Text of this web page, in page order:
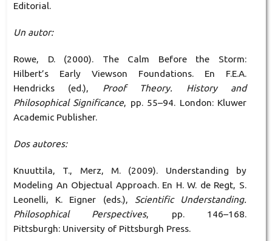
Editorial.
Un autor:
Rowe, D. (2000). The Calm Before the Storm:
Hilbert’s Early Viewson Foundations. En F.E.A.
Hendricks (ed.), Proof Theory. History and
Philosophical Significance, pp. 55–94. London: Kluwer
Academic Publisher.
Dos autores:
Knuuttila, T., Merz, M. (2009). Understanding by
Modeling An Objectual Approach. En H. W. de Regt, S.
Leonelli, K. Eigner (eds.), Scientific Understanding.
Philosophical Perspectives, pp. 146–168.
Pittsburgh: University of Pittsburgh Press.